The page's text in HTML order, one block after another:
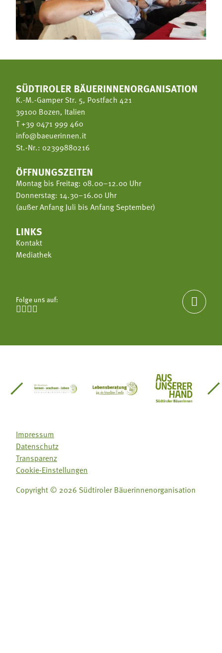
SÜDTIROLER BÄUERINNENORGANISATION
K.-M.-Gamper Str. 5, Postfach 421
39100 Bozen, Italien
T+39 0471 999 460
info@baeuerinnen.it
St.-Nr.: 02399880216
ÖFFNUNGSZEITEN
Montag bis Freitag: 08.00–12.00 Uhr
Donnerstag: 14.30–16.00 Uhr
(außer Anfang Juli bis Anfang September)
LINKS
Kontakt
Mediathek
Folge uns auf:


Südtirol
Gärtnervereinigung
Sozialgenossenschaft Mit Bäuerinnen lernen -
Lebensberatung für dieAus unserer
Impressum
Datenschutz
Transparenz
Cookie-Einstellungen
Copyright © 2026 Südtiroler Bäuerinnenorganisation